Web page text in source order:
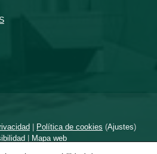
| Política de cookies (Ajustes)
| Mapa web